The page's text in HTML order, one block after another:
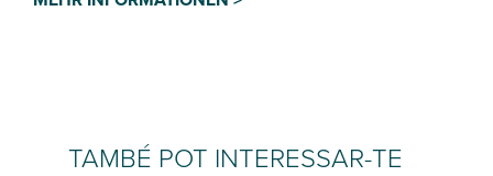
TAMBÉ POT INTERESSAR-TE